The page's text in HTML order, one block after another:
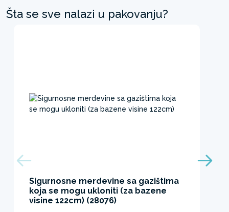
Šta se sve nalazi u pakovanju?
Sigurnosne merdevine sa gazištima
koja se mogu ukloniti (za bazene
visine 122cm) (28076)